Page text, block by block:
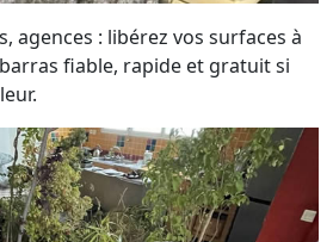
agences : libérez vos surfaces à
fiable, rapide et gratuit si